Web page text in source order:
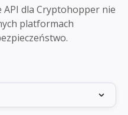
API dla Cryptohopper nie
platformach